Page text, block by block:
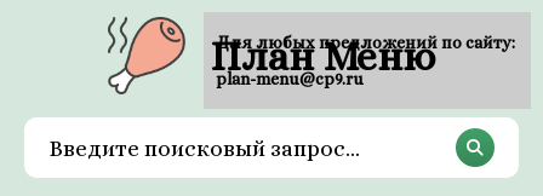
План Меню
Для любых предложений по сайту:
plan-menu@cp9.ru